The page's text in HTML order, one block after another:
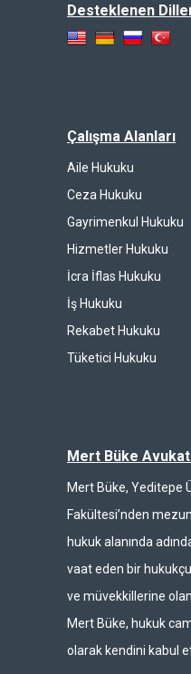
Desteklenen
Çalışma Alanları
Aile Hukuku
Ceza Hukuku
Gayrimenkul Hukuku
Hizmetler Hukuku
İcra İflas Hukuku
İş Hukuku
Rekabet Hukuku
Tüketici Hukuku
Mert Büke
Mert Büke, Yeditepe
Fakültesi’nden
hukuk alanında
vaat eden bir
ve müvekkillerine olan
Mert Büke, hukuk
olarak kendini kabul